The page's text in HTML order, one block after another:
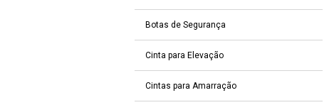
Botas de Segurança
Cinta para Elevação
Cintas para Amarração